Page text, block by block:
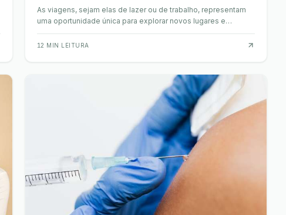
As viagens, sejam elas de lazer ou de trabalho, representam
uma oportunidade única para explorar novos lugares e
culturas. Contudo, em algumas regiões do m…
12 MIN LEITURA